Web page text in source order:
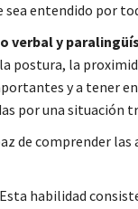
sea entendido por
verbal y
postura, la
y a tener
por una situación
de comprender las
habilidad